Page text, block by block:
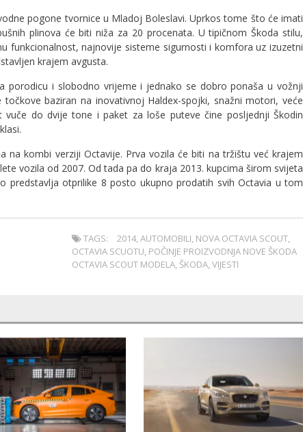
pogone tvornice u Mladoj Boleslavi. Uprkos tome što će imati
plinova će biti niža za 20 procenata. U tipičnom Škoda stilu,
funkcionalnost, najnovije sisteme sigurnosti i komfora uz izuzetni
krajem avgusta.
porodicu i slobodno vrijeme i jednako se dobro ponaša u vožnji
baziran na inovativnoj Haldex-spojki, snažni motori, veće
do dvije tone i paket za loše puteve čine posljednji Škodin
na kombi verziji Octavije. Prva vozila će biti na tržištu već krajem
vozila od 2007. Od tada pa do kraja 2013. kupcima širom svijeta
predstavlja otprilike 8 posto ukupno prodatih svih Octavia u tom
TAGS: 2014,AUTOMOBILI, NOVA OCTAVIA SCOUT,
OCTAVIA SCUOTU, POČINJE PROIZVODNJA NOVE ŠKODA
OCTAVIA SCOUT MODELA, ŠKODA,VIJESTI